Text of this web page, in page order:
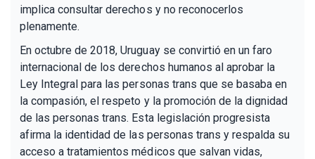
implica consultar derechos y no reconocerlos
plenamente.
En octubre de 2018, Uruguay se convirtió en un faro
internacional de los derechos humanos al aprobar la
Ley Integral para las personas trans que se basaba en
la compasión, el respeto y la promoción de la dignidad
de las personas trans. Esta legislación progresista
afirma la identidad de las personas trans y respalda su
acceso a tratamientos médicos que salvan vidas,